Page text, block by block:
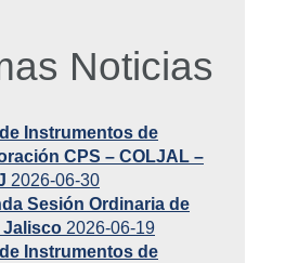
Noticias
Instrumentos de
CPS – COLJAL –
2026-06-30
Sesión Ordinaria de
Jalisco 2026-06-19
Instrumentos de